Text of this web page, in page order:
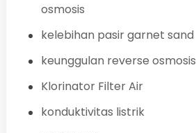
osmosis
kelebihan pasir garnet sand
keunggulan reverse osmosis
Klorinator Filter Air
konduktivitas listrik